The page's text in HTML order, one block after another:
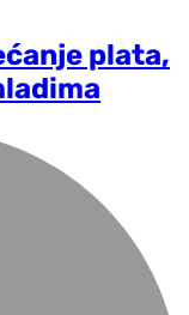
plata,